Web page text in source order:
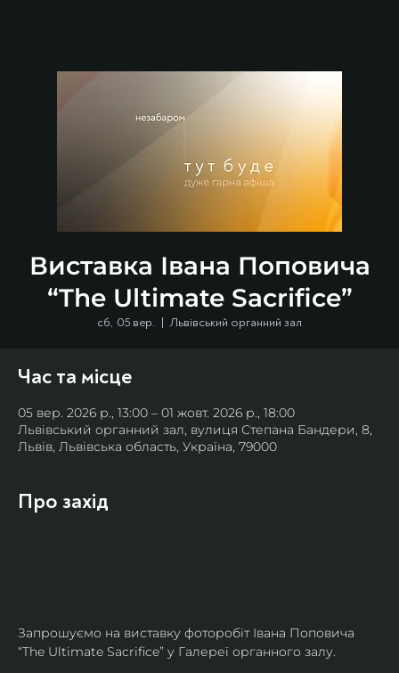
Виставка Івана Поповича
“The Ultimate Sacrifice”
сб, 05 вер.
  |
Львівський органний зал
Час та місце
05 вер. 2026 р., 13:00 – 01 жовт. 2026 р., 18:00
Львівський органний зал, вулиця Степана Бандери, 8,
Львів, Львівська область, Україна, 79000
Про захід
Запрошуємо на виставку фоторобіт Івана Поповича
“The Ultimate Sacrifice” у Галереї органного залу.